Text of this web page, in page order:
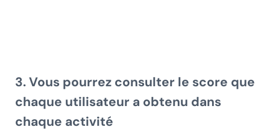
3. Vous pourrez consulter le score que
chaque utilisateur a obtenu dans
chaque activité